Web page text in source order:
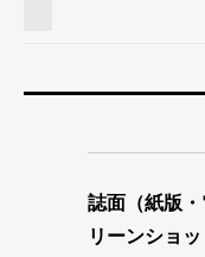
誌面（紙版
リーンショ